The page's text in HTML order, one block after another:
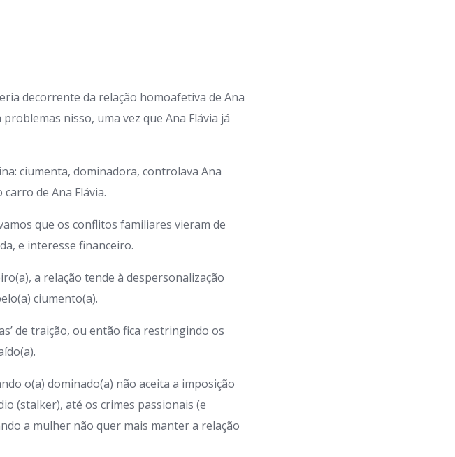
decorrente da relação homoafetiva de Ana
nisso, uma vez que Ana Flávia já
ciumenta, dominadora, controlava Ana
de Ana Flávia.
que os conflitos familiares vieram de
e interesse financeiro.
a relação tende à despersonalização
ciumento(a).
de traição, ou então fica restringindo os
o(a) dominado(a) não aceita a imposição
(stalker), até os crimes passionais (e
a mulher não quer mais manter a relação